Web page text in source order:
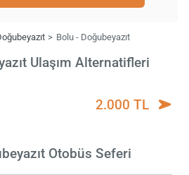
Bolu - Doğubeyazıt
Ulaşım Alternatifleri
2.000 TL
Otobüs Seferi